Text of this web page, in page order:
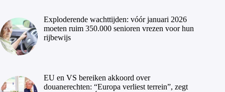
Exploderende wachttijden: vóór januari 2026
moeten ruim 350.000 senioren vrezen voor hun
rijbewijs
EU en VS bereiken akkoord over
douanerechten: “Europa verliest terrein”, zegt